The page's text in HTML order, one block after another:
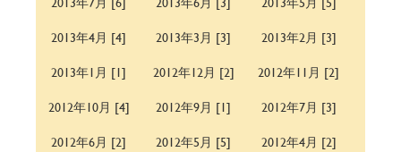
2013年4月 [4]
2013年3月 [3]
2013年2月 [3]
2013年1月 [1]
2012年12月 [2]
2012年11月 [2]
2012年10月 [4]
2012年9月 [1]
2012年7月 [3]
2012年6月 [2]
2012年5月 [5]
2012年4月 [2]